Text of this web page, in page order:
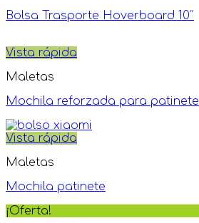
Bolsa Trasporte Hoverboard 10″
Vista rápida
Maletas
Mochila reforzada para patinete
Vista rápida
Maletas
Mochila patinete
¡Oferta!